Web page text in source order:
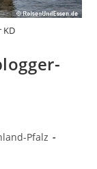
KD
Pfalz